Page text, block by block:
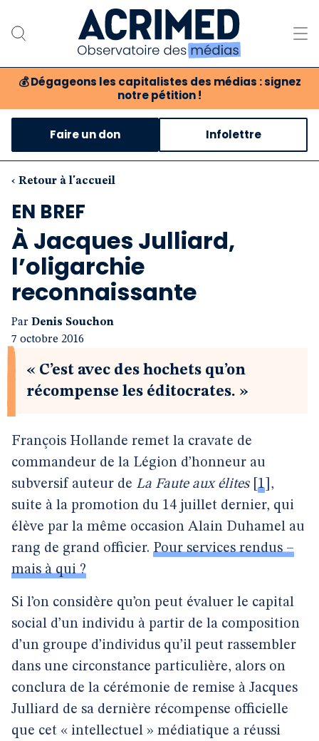
💰 Dégageons les capitalistes des médias : signez
notre pétition !
Notre association
Notre critique des médias
Nos propositions
Boutique
Faire un don Infolettre
‹ Retour à l'accueil
EN BREF
À Jacques Julliard,
l’oligarchie
reconnaissante
Par Denis Souchon
7 octobre 2016
« C’est avec des hochets qu’on
récompense les éditocrates. »
François Hollande remet la cravate de
commandeur de la Légion d’honneur au
subversif auteur de La Faute aux élites[ 1 ,
suite à la promotion du 14 juillet dernier, qui
élève par la même occasion Alain Duhamel au
rang de grand officier. Pour services rendus –
mais à qui ?
Si l’on considère qu’on peut évaluer le capital
social d’un individu à partir de la composition
d’un groupe d’individus qu’il peut rassembler
dans une circonstance particulière, alors on
conclura de la cérémonie de remise à Jacques
Julliard de sa dernière récompense officielle
que cet « intellectuel » médiatique a réussi